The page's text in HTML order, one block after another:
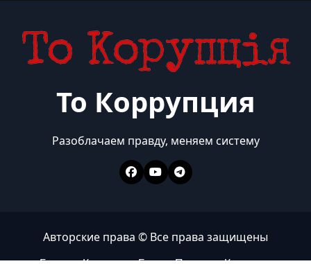
То Коррупция
Разоблачаем правду, меняем систему
Авторские права © Все права защищены
ГлавнаяКоррупцияБизнесПолитикаКонтакты